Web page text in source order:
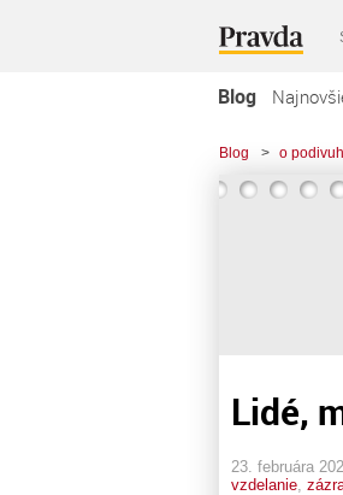
Blog
Blog > o
Lidé,
23. februára
vzdelanie